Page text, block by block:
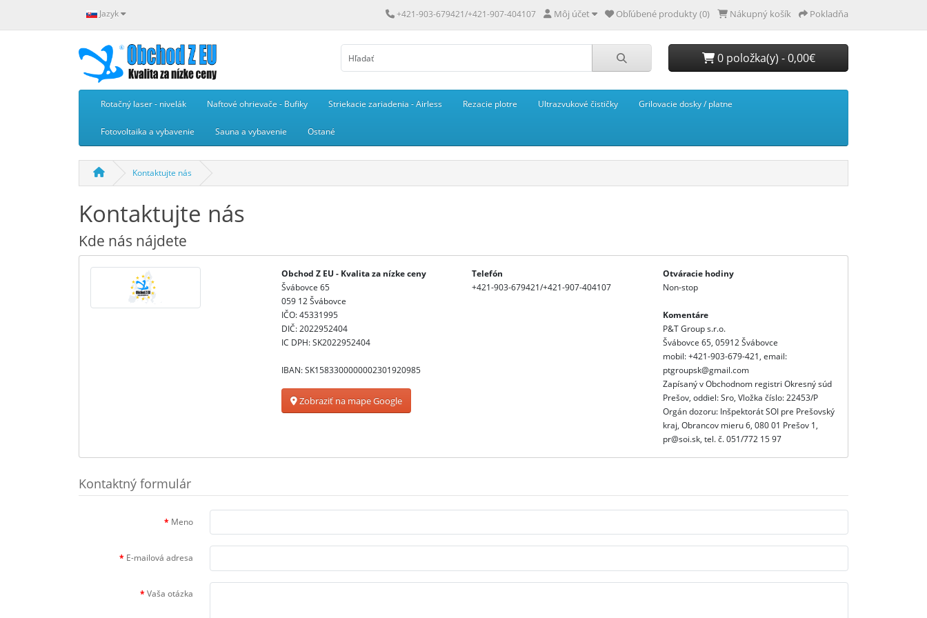
Jazyk +421-903-679421/+421-907-404107 Môj účet Obľúbené produkty (0) Nákupný košík Pokladňa
0 položka(y) - 0,00€
Rotačný laser - nivelák Naftové ohrievače - Bufiky Striekacie zariadenia - Airless Rezacie plotre Ultrazvukové čističky Grilovacie dosky / platne
Fotovoltaika a vybavenie Sauna a vybavenie Ostané
Kontaktujte nás
Kontaktujte nás
Kde nás nájdete
Obchod Z EU - Kvalita za nízke ceny
Švábovce 65
059 12 Švábovce
IČO: 45331995
DIČ: 2022952404
IC DPH: SK2022952404
IBAN: SK1583300000002301920985
Zobraziť na mape Google
Telefón
+421-903-679421/+421-907-404107
Otváracie hodiny
Non-stop
Komentáre
P&T Group s.r.o.
Švábovce 65, 05912 Švábovce
mobil: +421-903-679-421, email:
ptgroupsk@gmail.com
Zapísaný v Obchodnom registri Okresný súd
Prešov, oddiel: Sro, Vložka číslo: 22453/P
Orgán dozoru: Inšpektorát SOI pre Prešovský
kraj, Obrancov mieru 6, 080 01 Prešov 1,
pr@soi.sk, tel. č. 051/772 15 97
Kontaktný formulár
Meno
E-mailová adresa
Vaša otázka